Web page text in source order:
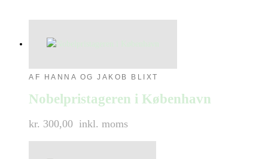
AF HANNA OG JAKOB BLIXT
Nobelpristageren i København
kr. 300,00 inkl. moms